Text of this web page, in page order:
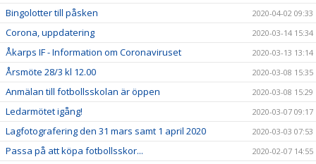
Bingolotter till påsken 2020-04-02 09:33
Corona, uppdatering 2020-03-14 15:34
Åkarps IF - Information om Coronaviruset 2020-03-13 13:14
Årsmöte 28/3 kl 12.00 2020-03-08 15:35
Anmälan till fotbollsskolan är öppen 2020-03-08 15:29
Ledarmötet igång! 2020-03-07 09:17
Lagfotografering den 31 mars samt 1 april 2020 2020-03-03 07:53
Passa på att köpa fotbollsskor... 2020-02-07 14:55